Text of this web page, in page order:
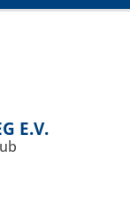
E.V.